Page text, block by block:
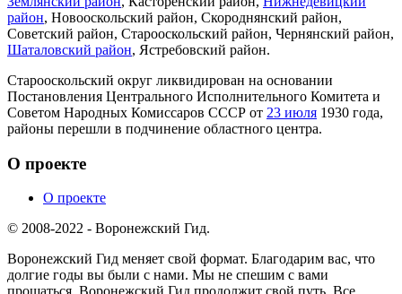
район, Новооскольский район, Скороднянский район,
Советский район, Старооскольский район, Чернянский район,
Шаталовский район, Ястребовский район.
Старооскольский округ ликвидирован на основании
Постановления Центрального Исполнительного Комитета и
Советом Народных Комиссаров СССР от 23 июля 1930 года,
районы перешли в подчинение областного центра.
О проекте
О проекте
© 2008-2022 - Воронежский Гид.
Воронежский Гид меняет свой формат. Благодарим вас, что
долгие годы вы были с нами. Мы не спешим с вами